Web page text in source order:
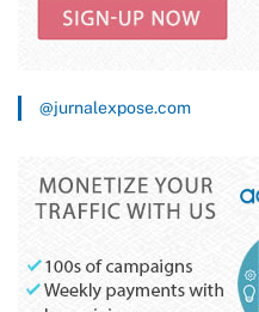
@jurnalexpose.com